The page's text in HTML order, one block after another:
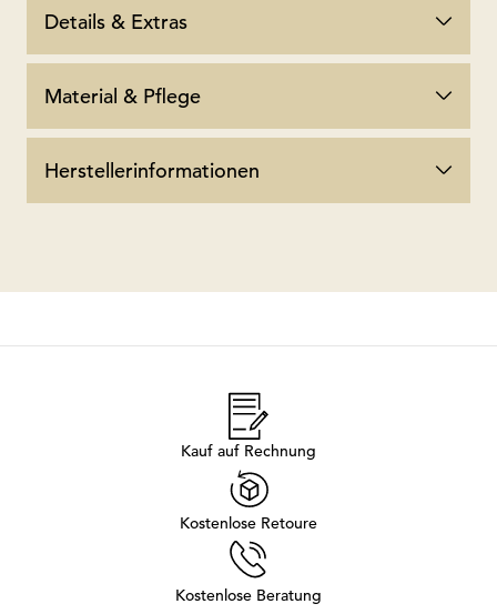
Details & Extras
Material & Pflege
Herstellerinformationen
Kauf auf Rechnung
Kostenlose Retoure
Kostenlose Beratung